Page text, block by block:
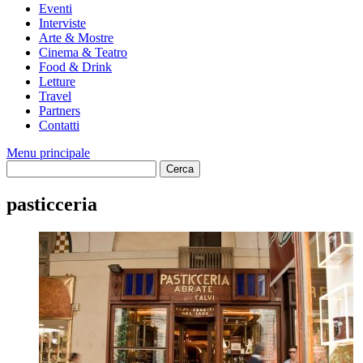
Eventi
Interviste
Arte & Mostre
Cinema & Teatro
Food & Drink
Letture
Travel
Partners
Contatti
Menu principale
pasticceria